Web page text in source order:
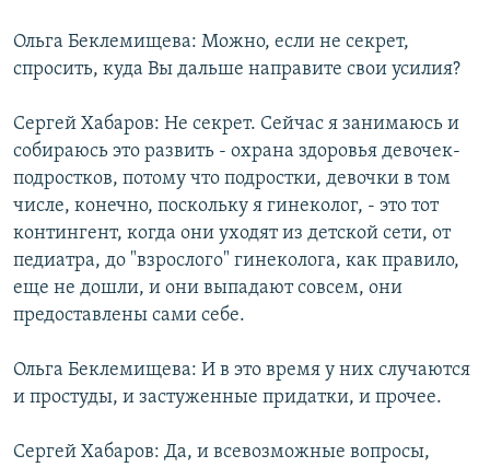
Ольга Беклемищева: Можно, если не секрет,
спросить, куда Вы дальше направите свои усилия?
Сергей Хабаров: Не секрет. Сейчас я занимаюсь и
собираюсь это развить - охрана здоровья девочек-
подростков, потому что подростки, девочки в том
числе, конечно, поскольку я гинеколог, - это тот
контингент, когда они уходят из детской сети, от
педиатра, до "взрослого" гинеколога, как правило,
еще не дошли, и они выпадают совсем, они
предоставлены сами себе.
Ольга Беклемищева: И в это время у них случаются
и простуды, и застуженные придатки, и прочее.
Сергей Хабаров: Да, и всевозможные вопросы,